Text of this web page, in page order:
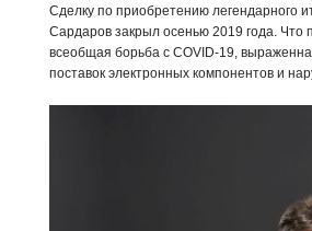
Сделку по приобретению легендарного
Сардаров закрыл осенью 2019 года.
всеобщая борьба с COVID-19,
поставок электронных компонентов и